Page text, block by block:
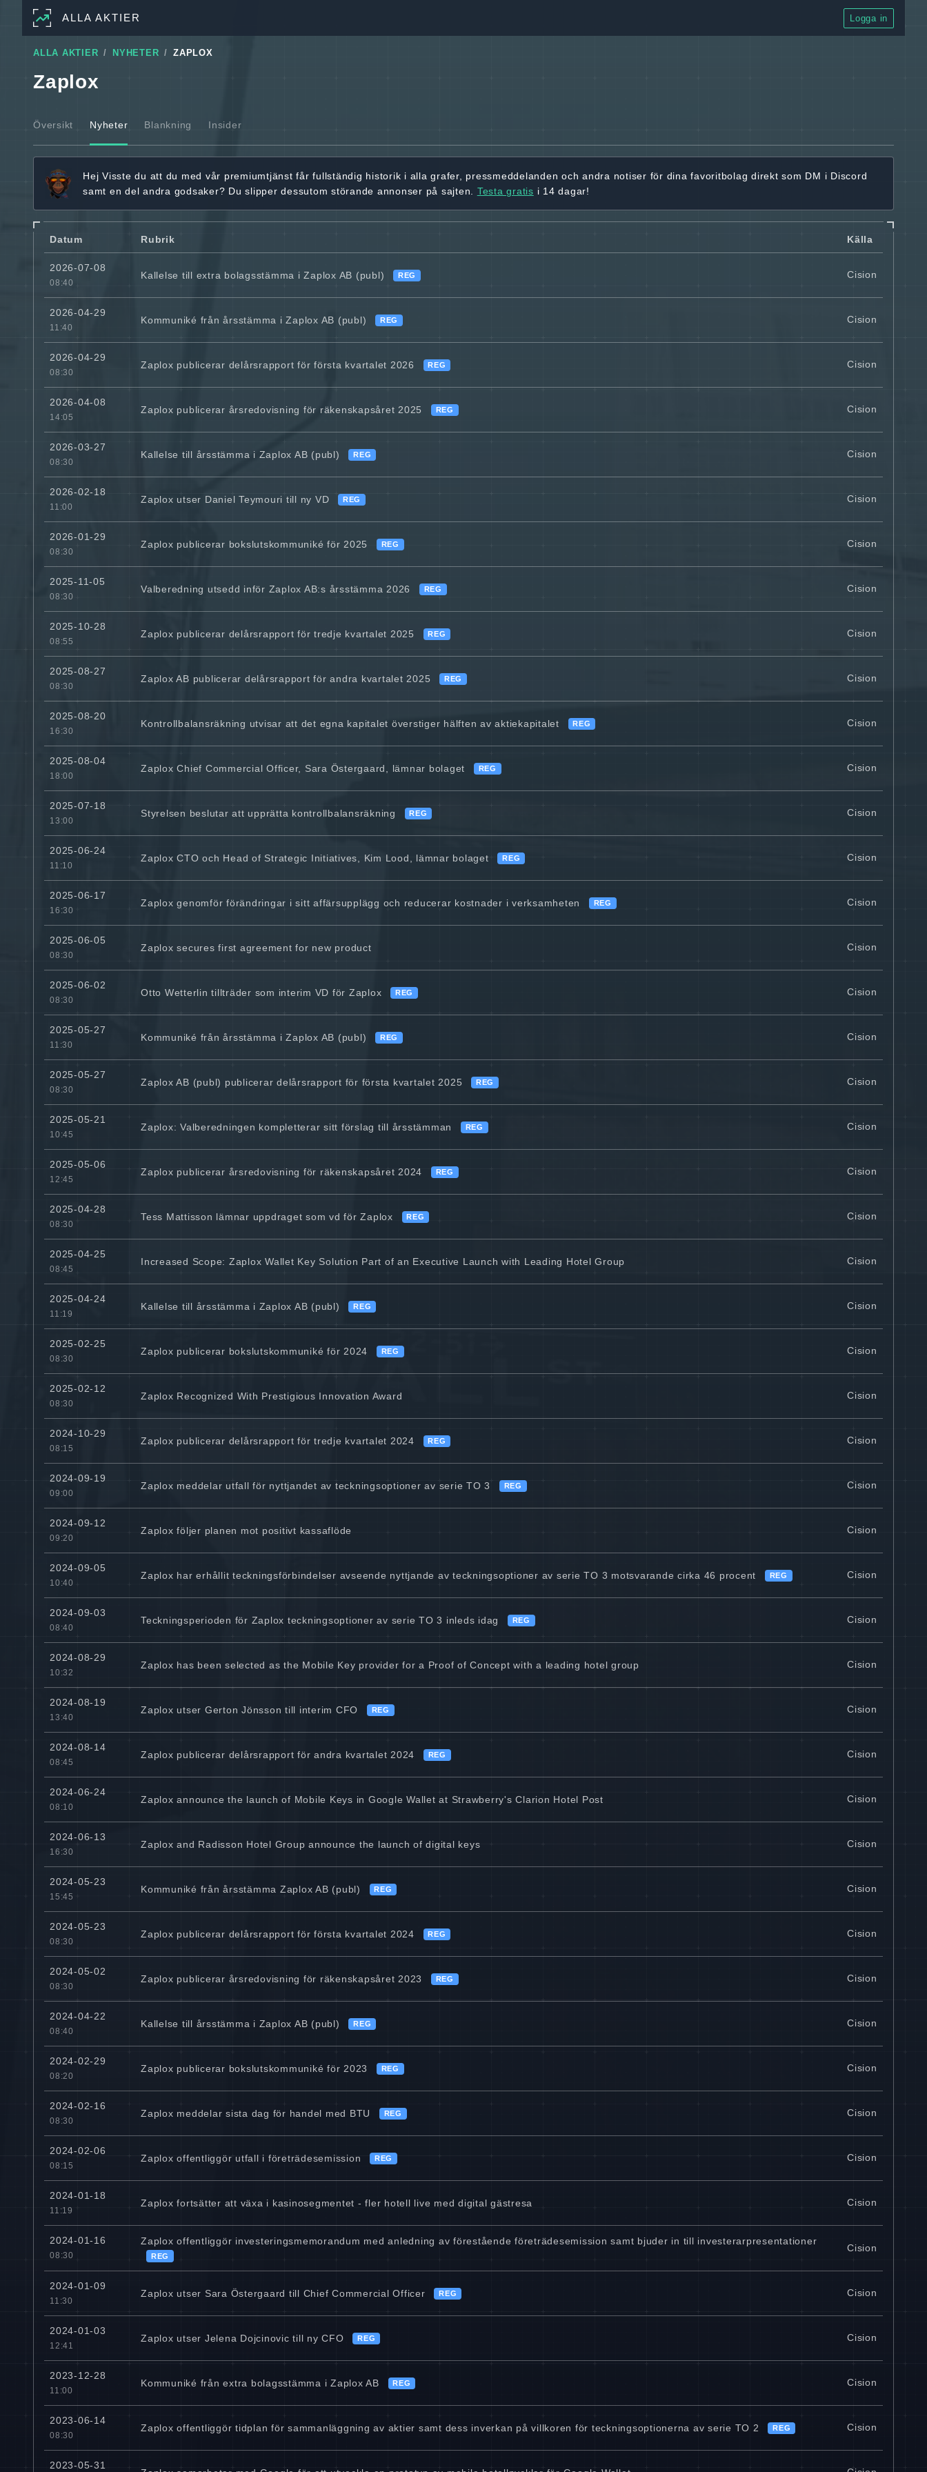
ALLA AKTIER Logga in
ALLA AKTIER NYHETER ZAPLOX
Zaplox
Översikt Nyheter Blankning Insider
Hej Visste du att du med vår premiumtjänst fårfullständig historik i alla grafer, pressmeddelanden och andra notiser för dina favoritbolag direkt som DM i Discord
samt en del andra godsaker? Du slipper dessutom störande annonser på sajten. Testa gratis i 14 dagar!
Datum Rubrik Källa
2026-07-08
08:40
Kallelse till extra bolagsstämma i Zaplox AB (publ) REG Cision
2026-04-29
11:40
Kommuniké från årsstämma i Zaplox AB (publ) REG Cision
2026-04-29
08:30
Zaplox publicerar delårsrapport för första kvartalet 2026 REG Cision
2026-04-08
14:05
Zaplox publicerar årsredovisning för räkenskapsåret 2025 REG Cision
2026-03-27
08:30
Kallelse till årsstämma i Zaplox AB (publ) REG Cision
2026-02-18
11:00
Zaplox utser Daniel Teymouri till ny VD REG Cision
2026-01-29
08:30
Zaplox publicerar bokslutskommuniké för 2025 REG Cision
2025-11-05
08:30
Valberedning utsedd inför Zaplox AB:s årsstämma 2026 REG Cision
2025-10-28
08:55
Zaplox publicerar delårsrapport för tredje kvartalet 2025 REG Cision
2025-08-27
08:30
Zaplox AB publicerar delårsrapport för andra kvartalet 2025 REG Cision
2025-08-20
16:30
Kontrollbalansräkning utvisar att det egna kapitalet överstiger hälften av aktiekapitalet REG Cision
2025-08-04
18:00
Zaplox Chief Commercial Officer, Sara Östergaard, lämnar bolaget REG Cision
2025-07-18
13:00
Styrelsen beslutar att upprätta kontrollbalansräkning REG Cision
2025-06-24
11:10
Zaplox CTO och Head of Strategic Initiatives, Kim Lood, lämnar bolaget REG Cision
2025-06-17
16:30
Zaplox genomför förändringar i sitt affärsupplägg och reducerar kostnader i verksamheten REG Cision
2025-06-05
08:30
Zaplox secures first agreement for new product Cision
2025-06-02
08:30
Otto Wetterlin tillträder som interim VD för Zaplox REG Cision
2025-05-27
11:30
Kommuniké från årsstämma i Zaplox AB (publ) REG Cision
2025-05-27
08:30
Zaplox AB (publ) publicerar delårsrapport för första kvartalet 2025 REG Cision
2025-05-21
10:45
Zaplox: Valberedningen kompletterar sitt förslag till årsstämman REG Cision
2025-05-06
12:45
Zaplox publicerar årsredovisning för räkenskapsåret 2024 REG Cision
2025-04-28
08:30
Tess Mattisson lämnar uppdraget som vd för Zaplox REG Cision
2025-04-25
08:45
Increased Scope: Zaplox Wallet Key Solution Part of an Executive Launch with Leading Hotel Group Cision
2025-04-24
11:19
Kallelse till årsstämma i Zaplox AB (publ) REG Cision
2025-02-25
08:30
Zaplox publicerar bokslutskommuniké för 2024 REG Cision
2025-02-12
08:30
Zaplox Recognized With Prestigious Innovation Award Cision
2024-10-29
08:15
Zaplox publicerar delårsrapport för tredje kvartalet 2024 REG Cision
2024-09-19
09:00
Zaplox meddelar utfall för nyttjandet av teckningsoptioner av serie TO 3 REG Cision
2024-09-12
09:20
Zaplox följer planen mot positivt kassaflöde Cision
2024-09-05
10:40
Zaplox har erhållit teckningsförbindelser avseende nyttjande av teckningsoptioner av serie TO 3 motsvarande cirka 46 procent REG Cision
2024-09-03
08:40
Teckningsperioden för Zaplox teckningsoptioner av serie TO 3 inleds idag REG Cision
2024-08-29
10:32
Zaplox has been selected as the Mobile Key provider for a Proof of Concept with a leading hotel group Cision
2024-08-19
13:40
Zaplox utser Gerton Jönsson till interim CFO REG Cision
2024-08-14
08:45
Zaplox publicerar delårsrapport för andra kvartalet 2024 REG Cision
2024-06-24
08:10
Zaplox announce the launch of Mobile Keys in Google Wallet at Strawberry's Clarion Hotel Post Cision
2024-06-13
16:30
Zaplox and Radisson Hotel Group announce the launch of digital keys Cision
2024-05-23
15:45
Kommuniké från årsstämma Zaplox AB (publ) REG Cision
2024-05-23
08:30
Zaplox publicerar delårsrapport för första kvartalet 2024 REG Cision
2024-05-02
08:30
Zaplox publicerar årsredovisning för räkenskapsåret 2023 REG Cision
2024-04-22
08:40
Kallelse till årsstämma i Zaplox AB (publ) REG Cision
2024-02-29
08:20
Zaplox publicerar bokslutskommuniké för 2023 REG Cision
2024-02-16
08:30
Zaplox meddelar sista dag för handel med BTU REG Cision
2024-02-06
08:15
Zaplox offentliggör utfall i företrädesemission REG Cision
2024-01-18
11:19
Zaplox fortsätter att växa i kasinosegmentet - fler hotell live med digital gästresa Cision
2024-01-16
08:30
Zaplox offentliggör investeringsmemorandum med anledning av förestående företrädesemission samt bjuder in till investerarpresentationer
REG
Cision
2024-01-09
11:30
Zaplox utser Sara Östergaard till Chief Commercial Officer REG Cision
2024-01-03
12:41
Zaplox utser Jelena Dojcinovic till ny CFO REG Cision
2023-12-28
11:00
Kommuniké från extra bolagsstämma i Zaplox AB REG Cision
2023-06-14
08:30
Zaplox offentliggör tidplan för sammanläggning av aktier samt dess inverkan på villkoren för teckningsoptionerna av serie TO 2 REG Cision
2023-05-31